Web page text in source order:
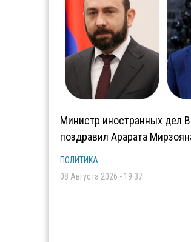
Министр иностранных дел
поздравил Арарата
ПОЛИТИКА
08 Августа 2026 - 19:37